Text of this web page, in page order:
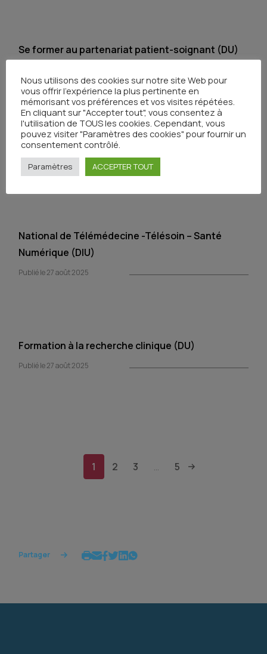
Se former au partenariat patient-soignant (DU)
Addictions comportementales (DIU)
Publié le 27 août 2025
National de Télémédecine -Télésoin – Santé
Numérique (DIU)
Publié le 27 août 2025
Formation à la recherche clinique (DU)
Publié le 27 août 2025
1 2 3 5
Partager
Nous utilisons des cookies sur notre site Web pour
vous offrir l'expérience la plus pertinente en
mémorisant vos préférences et vos visites répétées.
En cliquant sur "Accepter tout", vous consentez à
l'utilisation de TOUS les cookies. Cependant, vous
pouvez visiter "Paramètres des cookies" pour fournir un
consentement contrôlé.
Paramètres ACCEPTER TOUT